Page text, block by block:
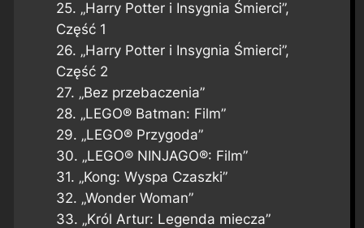
25. „Harry Potter i Insygnia Śmierci”,
Część 1
26. „Harry Potter i Insygnia Śmierci”,
Część 2
27. „Bez przebaczenia”
28. „LEGO® Batman: Film”
29. „LEGO® Przygoda”
30. „LEGO® NINJAGO®: Film”
31. „Kong: Wyspa Czaszki”
32. „Wonder Woman”
33. „Król Artur: Legenda miecza”